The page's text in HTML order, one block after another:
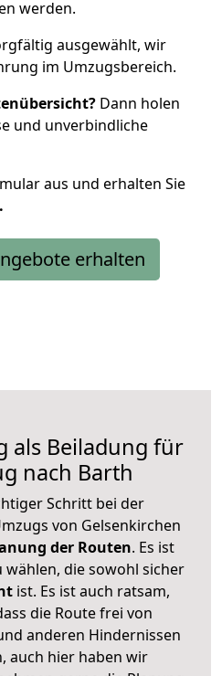
werden.
ausgewählt, wir
im Umzugsbereich.
Dann holen
und unverbindliche
aus und erhalten Sie
erhalten
als Beiladung für
nach Barth
Schritt bei der
von Gelsenkirchen
der Routen. Es ist
wählen, die sowohl sicher
ist. Es ist auch ratsam,
die Route frei von
anderen Hindernissen
auch hier haben wir